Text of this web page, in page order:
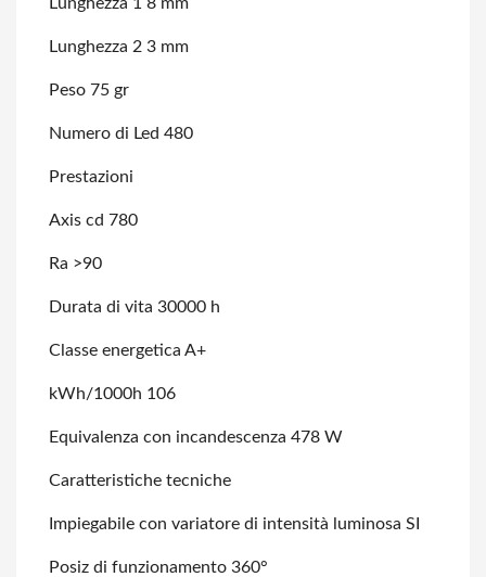
Lunghezza 2 3 mm
Peso 75 gr
Numero di Led 480
Prestazioni
Axis cd 780
Ra >90
Durata di vita 30000 h
Classe energetica A+
kWh/1000h 106
Equivalenza con incandescenza 478 W
Caratteristiche tecniche
Impiegabile con variatore di intensità luminosa SI
Posiz di funzionamento 360°